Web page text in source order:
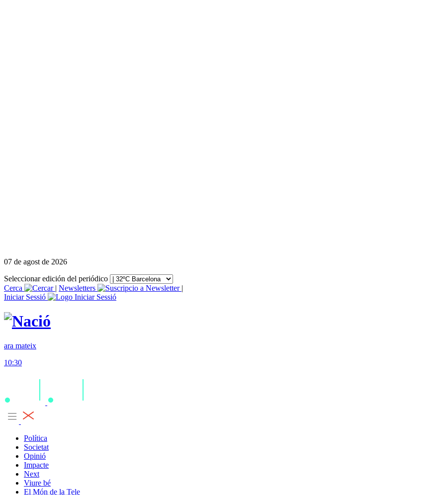
07 de agost de 2026
Seleccionar edición del periódico
Cerca
| Newsletters
|
Iniciar Sessió
ara mateix
10:30
Política
Societat
Opinió
Impacte
Next
Viure bé
El Món de la Tele